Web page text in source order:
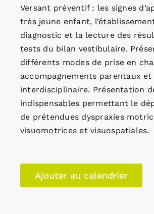
Versant préventif : les signes
très jeune enfant,
diagnostic et la lecture des
tests du bilan vestibulaire.
différents modes de prise en
accompagnements parentaux et
interdisciplinaire. Présentation
indispensables permettant le
de prétendues dyspraxies
visuomotrices et visuospatiales.
Ajouter au calendrier